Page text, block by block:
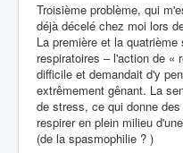
Troisième problème, qui
déjà décelé chez moi lors
La première et la
respiratoires – l'action de «
difficile et demandait d'y
extrêmement gênant. La
de stress, ce qui donne
respirer en plein milieu
(de la spasmophilie ? )